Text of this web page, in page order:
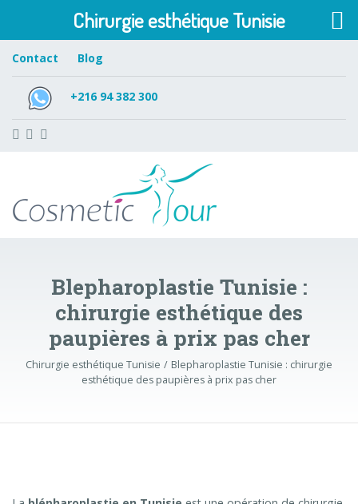
Contact Blog
+216 94 382 300
Blepharoplastie Tunisie :
chirurgie esthétique des
paupières à prix pas cher
Chirurgie esthétique Tunisie
Blepharoplastie Tunisie : chirurgie
esthétique des paupières à prix pas cher
Chirurgie esthétique Tunisie